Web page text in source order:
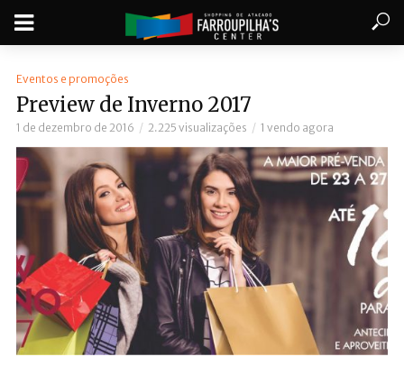
Eventos e promoções
Preview de Inverno 2017
1 de dezembro de 2016 2.225 visualizações 1 vendo agora